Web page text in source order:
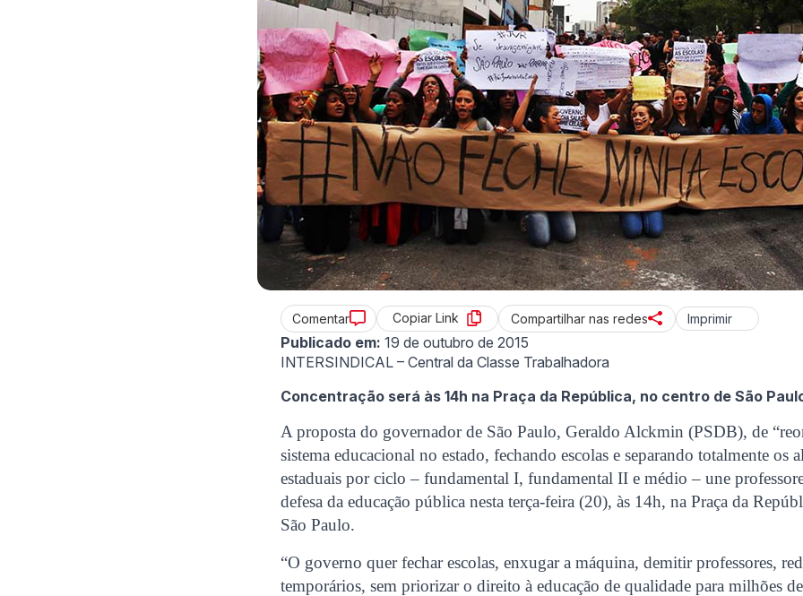
Comentar Copiar Link Compartilhar nas redes Imprimir
Publicado em: 19 de outubro de 2015
INTERSINDICAL – Central da Classe Trabalhadora
Concentração será às 14h na Praça da República, no centro de São
A proposta do governador de São Paulo, Geraldo Alckmin (PSDB), de
sistema educacional no estado, fechando escolas e separando totalmente os
estaduais por ciclo – fundamental I, fundamental II e médio – une
defesa da educação pública nesta terça-feira (20), às 14h, na Praça da
São Paulo.
“O governo quer fechar escolas, enxugar a máquina, demitir professores,
temporários, sem priorizar o direito à educação de qualidade para milhões